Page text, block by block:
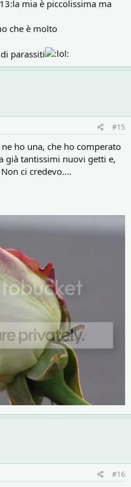
mia è piccolissima ma
che è molto
parassiti
#15
ho una, che ho comperato
già tantissimi nuovi getti e,
ci credevo....
#16